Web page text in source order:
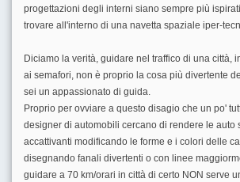
progettazioni degli interni siano sempre più
trovare all'interno di una navetta spaziale iper-
Diciamo la verità, guidare nel traffico di una città,
ai semafori, non è proprio la cosa più divertente
sei un appassionato di guida.
Proprio per ovviare a questo disagio che un po'
designer di automobili cercano di rendere le auto
accattivanti modificando le forme e i colori delle
disegnando fanali divertenti o con linee
guidare a 70 km/orari in città di certo NON serve